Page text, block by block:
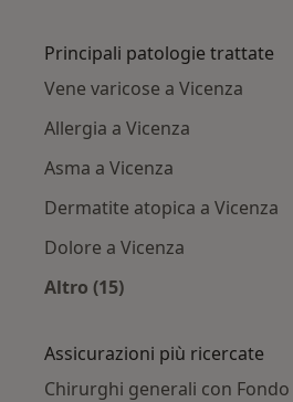
Principali patologie trattate
Vene varicose a Vicenza
Allergia a Vicenza
Asma a Vicenza
Dermatite atopica a Vicenza
Dolore a Vicenza
Altro (15)
Assicurazioni più ricercate
Chirurghi generali con Fondo